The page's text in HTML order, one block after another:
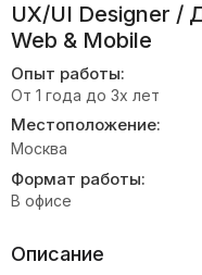
UX/UI Designer /
Web & Mobile
Опыт работы:
От 1 года до 3х лет
Местоположение:
Москва
Формат работы:
В офисе
Описание